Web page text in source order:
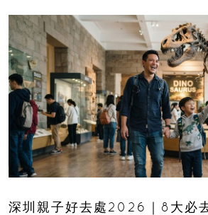
深圳親子好去處2026｜8大必